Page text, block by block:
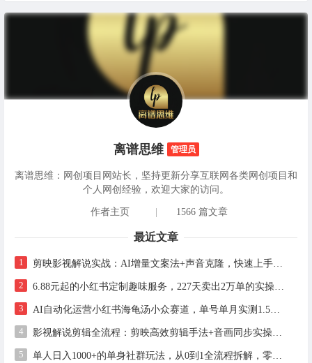
离谱思维 管理员
离谱思维：网创项目网站长，坚持更新分享互联网各类网创项目和
个人网创经验，欢迎大家的访问。
作者主页 | 1566 篇文章
最近文章
1
2
3
4
5